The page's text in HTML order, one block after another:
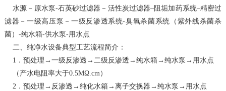
水源－原水泵-石英砂过滤器－活性炭过滤器–阻垢加药系统–精密过
滤器－一级高压泵－一级反渗透系统-臭氧杀菌系统（紫外线杀菌杀
菌）-纯水箱-供水泵-用水点
二、纯净水设备典型工艺流程简介：
1．预处理→一级反渗透→二级反渗透→纯水箱→纯水泵→用水点
（产水电阻率大于0.5MΩ.cm）
2．预处理→反渗透→纯化水箱→离子交换器→纯水泵→用水点